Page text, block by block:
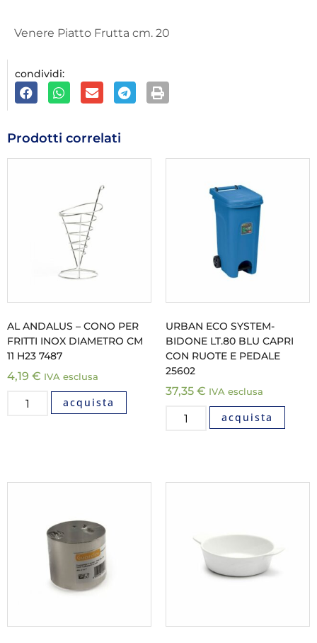
Venere Piatto Frutta cm. 20
condividi:
Prodotti correlati
AL ANDALUS – CONO PER
FRITTI INOX DIAMETRO CM
11 H23 7487
4,19 € IVA esclusa
acquista
URBAN ECO SYSTEM-
BIDONE LT.80 BLU CAPRI
CON RUOTE E PEDALE
25602
37,35 € IVA esclusa
acquista